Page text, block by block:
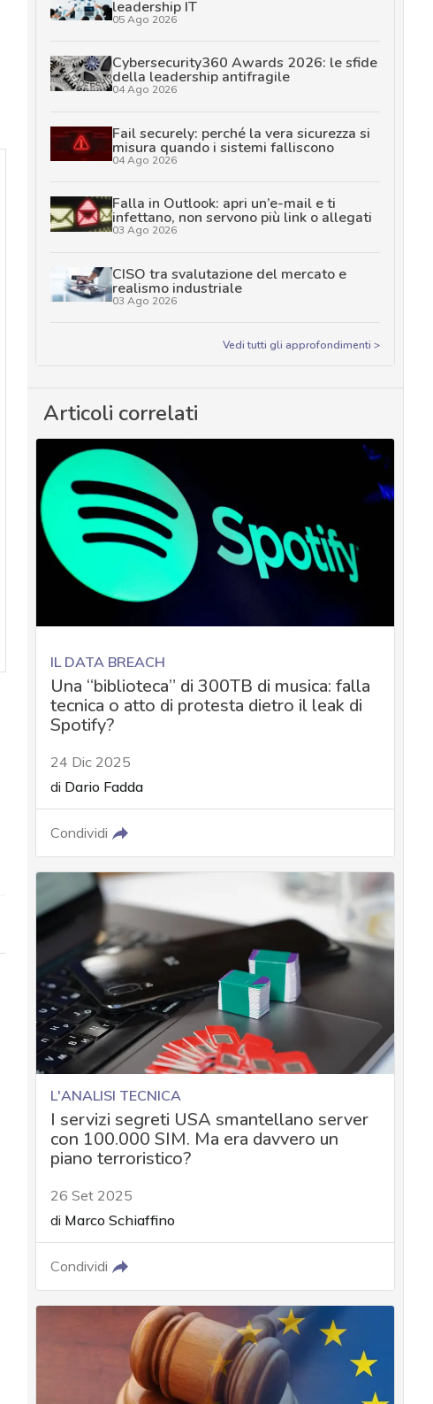
leadership IT
05 Ago 2026
Cybersecurity360 Awards 2026: le sfide
della leadership antifragile
04 Ago 2026
Fail securely: perché la vera sicurezza si
misura quando i sistemi falliscono
04 Ago 2026
Falla in Outlook: apri un’e-mail e ti
infettano, non servono più link o allegati
03 Ago 2026
CISO tra svalutazione del mercato e
realismo industriale
03 Ago 2026
Vedi tutti gli approfondimenti >
Articoli correlati
IL DATA BREACH
Una “biblioteca” di 300TB di musica: falla
tecnica o atto di protesta dietro il leak di
Spotify?
24 Dic 2025
di Dario Fadda
Condividi
L'ANALISI TECNICA
I servizi segreti USA smantellano server
con 100.000 SIM. Ma era davvero un
piano terroristico?
26 Set 2025
di Marco Schiaffino
Condividi